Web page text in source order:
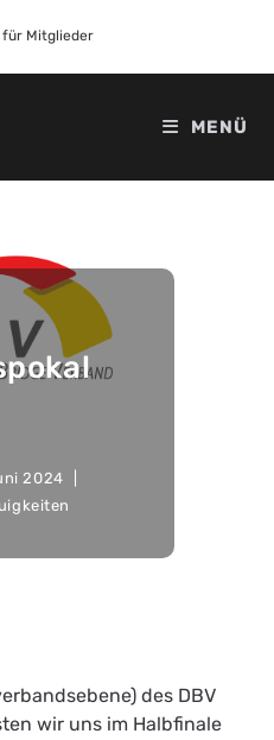
für Mitglieder
MENÜ
2024
des DBV
wir uns im Halbfinale